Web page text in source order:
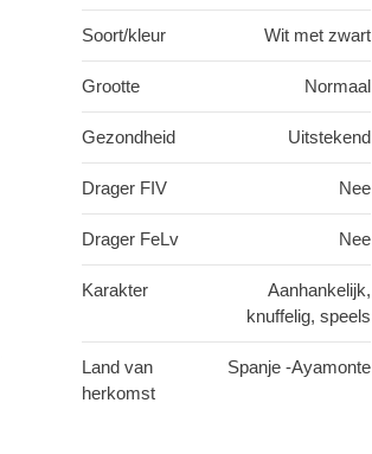
Soort/kleur Wit met zwart
Grootte Normaal
Gezondheid Uitstekend
Drager FIV Nee
Drager FeLv Nee
Karakter
Aanhankelijk,
knuffelig, speels
Land van
herkomst
Spanje -Ayamonte